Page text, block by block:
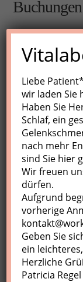
Buchungen
Buchungen sind
möglich.
Nächste Kurse
Keine
Profil
Meine Buchungen
Abmelden
Liebe
wir laden Sie
Haben Sie
Schlaf, ein
nach mehr
sind Sie hier
Wir freuen
dürfen.
Aufgrund
vorherige
Geben Sie
ein
Herzliche
Patricia